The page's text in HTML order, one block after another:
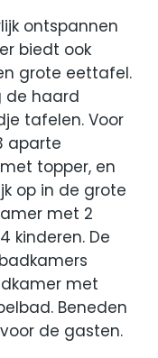
ontspannen
biedt ook
grote eettafel.
de haard
tafelen. Voor
aparte
topper, en
op in de grote
met 2
kinderen. De
met
Beneden
de gasten.